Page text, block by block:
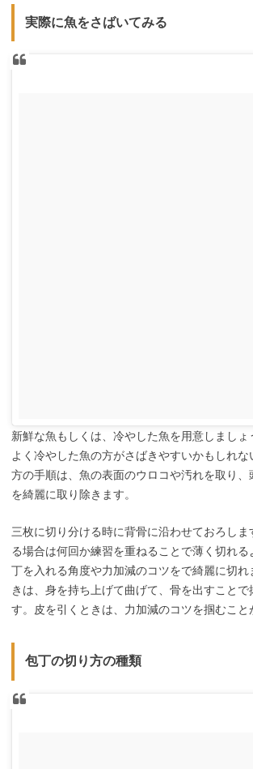
実際に魚をさばいてみる
新鮮な魚もしくは、冷やした魚を用意しましょ
よく冷やした魚の方がさばきやすいかもしれな
方の手順は、魚の表面のウロコや汚れを取り、
を綺麗に取り除きます。
三枚に切り分ける時に背骨に沿わせておろし
る場合は何回か練習を重ねることで薄く切れ
丁を入れる角度や力加減のコツをで綺麗に切れ
きは、身を持ち上げて曲げて、骨を出すことで
す。皮を引くときは、力加減のコツを掴むこと
包丁の切り方の種類